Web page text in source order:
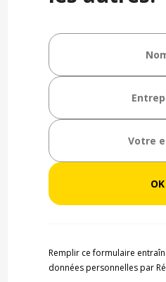
Remplir ce formulaire
données personnelles par